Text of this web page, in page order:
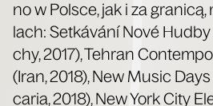
no w Pol­sce, jak i za
lach: Set­kávání Nové
chy, 2017), Teh­ran
(Iran, 2018), New Music
ca­ria, 2018), New York City